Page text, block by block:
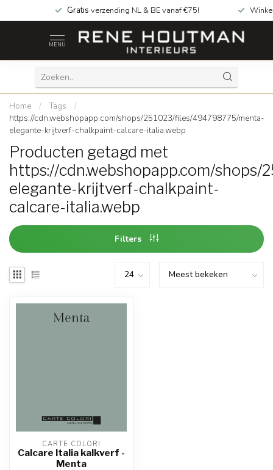
Gratis verzending NL & BE vanaf €75!
MENU
Home / Tags
/
https://cdn.webshopapp.com/shops/251023/files/494798775/menta-
elegante-krijtverf-chalkpaint-calcare-italia.webp
Producten getagd met
https://cdn.webshopapp.com/
elegante-krijtverf-chalkpaint-
calcare-italia.webp
Filters
CARTE COLORI
Calcare Italia kalkverf -
Menta